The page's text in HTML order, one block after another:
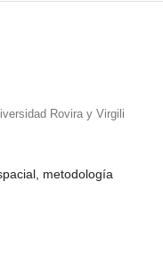
Rovira y Virgili
metodología